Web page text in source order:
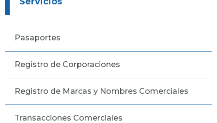
Pasaportes
Registro de Corporaciones
Registro de Marcas y Nombres Comerciales
Transacciones Comerciales